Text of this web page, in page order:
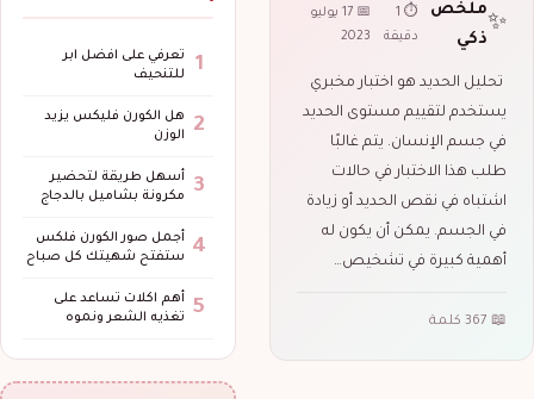
✨
ملخص
ذكي
⏱ 1
دقيقة
📅 17 يوليو
2023
تحليل الحديد هو اختبار مخبري
يستخدم لتقييم مستوى الحديد
في جسم الإنسان. يتم غالبًا
طلب هذا الاختبار في حالات
اشتباه في نقص الحديد أو زيادة
في الجسم. يمكن أن يكون له
أهمية كبيرة في تشخيص…
📖 367 كلمة
1
تعرفي على افضل ابر
للتنحيف
2
هل الكورن فليكس يزيد
الوزن
3
أسهل طريقة لتحضير
مكرونة بشاميل بالدجاج
4
أجمل صور الكورن فلكس
ستفتح شهيتك كل صباح
5
أهم اكلات تساعد على
تغذيه الشعر ونموه